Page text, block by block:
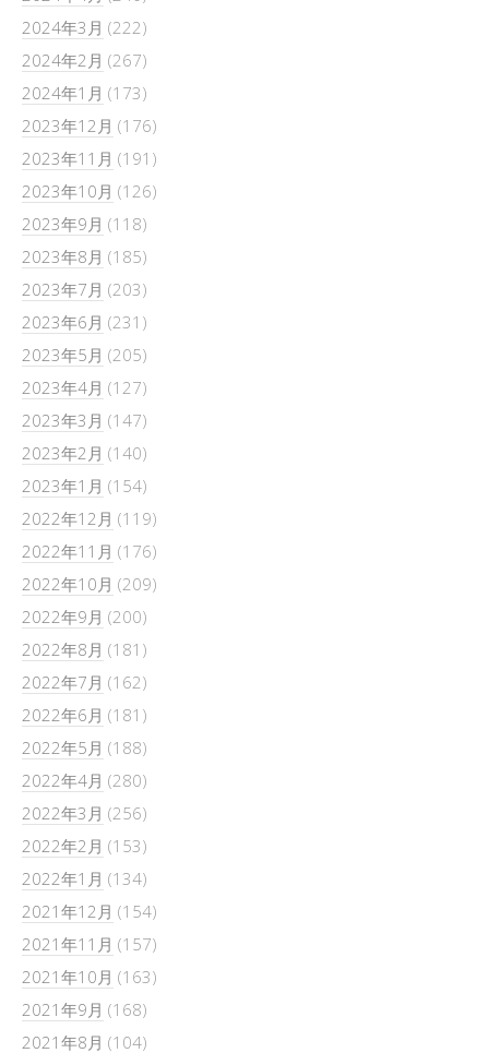
2024年3月 (222)
2024年2月 (267)
2024年1月 (173)
2023年12月 (176)
2023年11月 (191)
2023年10月 (126)
2023年9月 (118)
2023年8月 (185)
2023年7月 (203)
2023年6月 (231)
2023年5月 (205)
2023年4月 (127)
2023年3月 (147)
2023年2月 (140)
2023年1月 (154)
2022年12月 (119)
2022年11月 (176)
2022年10月 (209)
2022年9月 (200)
2022年8月 (181)
2022年7月 (162)
2022年6月 (181)
2022年5月 (188)
2022年4月 (280)
2022年3月 (256)
2022年2月 (153)
2022年1月 (134)
2021年12月 (154)
2021年11月 (157)
2021年10月 (163)
2021年9月 (168)
2021年8月 (104)